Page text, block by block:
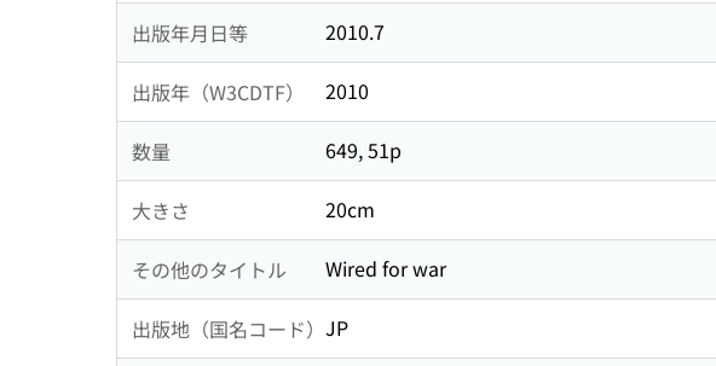
出版年月日等 2010.7
出版年（W3CDTF） 2010
数量 649, 51p
大きさ 20cm
その他のタイトル Wired for war
出版地（国名コード） JP